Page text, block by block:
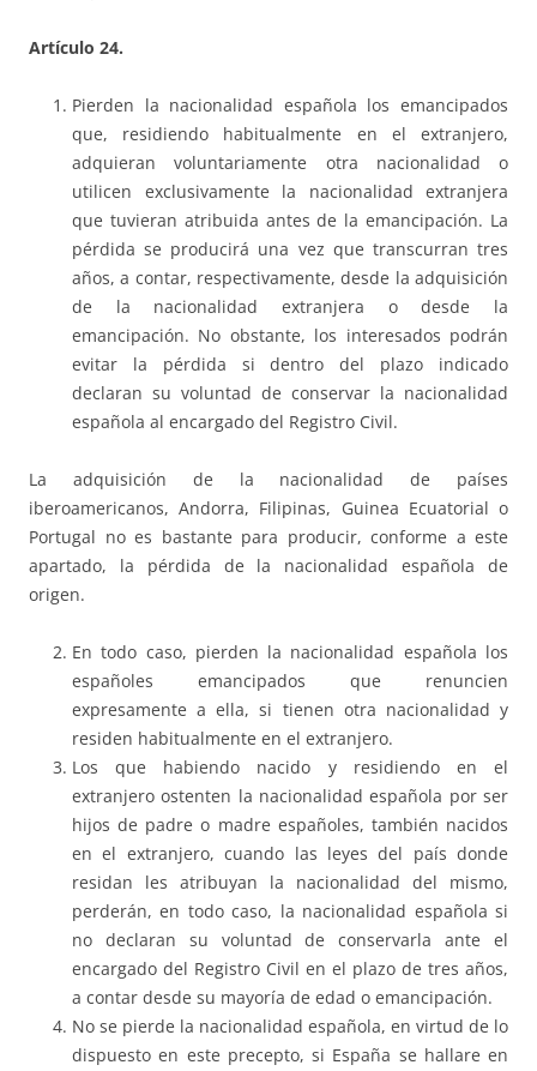
Artículo 24.
Pierden la nacionalidad española los emancipados
que, residiendo habitualmente en el extranjero,
adquieran voluntariamente otra nacionalidad o
utilicen exclusivamente la nacionalidad extranjera
que tuvieran atribuida antes de la emancipación. La
pérdida se producirá una vez que transcurran tres
años, a contar, respectivamente, desde la adquisición
de la nacionalidad extranjera o desde la
emancipación. No obstante, los interesados podrán
evitar la pérdida si dentro del plazo indicado
declaran su voluntad de conservar la nacionalidad
española al encargado del Registro Civil.
La adquisición de la nacionalidad de países
iberoamericanos, Andorra, Filipinas, Guinea Ecuatorial o
Portugal no es bastante para producir, conforme a este
apartado, la pérdida de la nacionalidad española de
origen.
En todo caso, pierden la nacionalidad española los
españoles emancipados que renuncien
expresamente a ella, si tienen otra nacionalidad y
residen habitualmente en el extranjero.
Los que habiendo nacido y residiendo en el
extranjero ostenten la nacionalidad española por ser
hijos de padre o madre españoles, también nacidos
en el extranjero, cuando las leyes del país donde
residan les atribuyan la nacionalidad del mismo,
perderán, en todo caso, la nacionalidad española si
no declaran su voluntad de conservarla ante el
encargado del Registro Civil en el plazo de tres años,
a contar desde su mayoría de edad o emancipación.
No se pierde la nacionalidad española, en virtud de lo
dispuesto en este precepto, si España se hallare en